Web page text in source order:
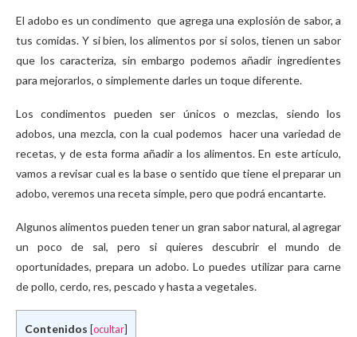
El adobo es un condimento que agrega una explosión de sabor, a
tus comidas. Y si bien, los alimentos por si solos, tienen un sabor
que los caracteriza, sin embargo podemos añadir ingredientes
para mejorarlos, o simplemente darles un toque diferente.
Los condimentos pueden ser únicos o mezclas, siendo los
adobos, una mezcla, con la cual podemos hacer una variedad de
recetas, y de esta forma añadir a los alimentos. En este artículo,
vamos a revisar cual es la base o sentido que tiene el preparar un
adobo, veremos una receta simple, pero que podrá encantarte.
Algunos alimentos pueden tener un gran sabor natural, al agregar
un poco de sal, pero si quieres descubrir el mundo de
oportunidades, prepara un adobo. Lo puedes utilizar para carne
de pollo, cerdo, res, pescado y hasta a vegetales.
Contenidos ocultar